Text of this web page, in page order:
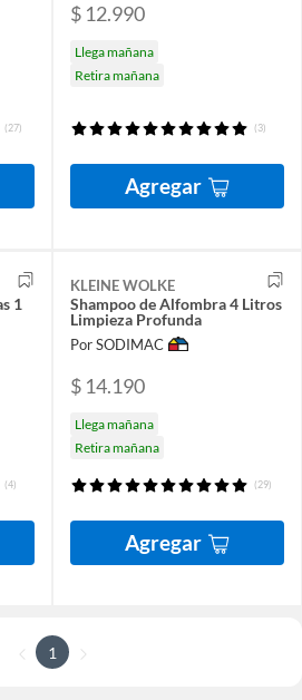
(27)
$ 12.990
Llega mañana
Retira mañana
(3)
Agregar
1
(4)
KLEINE WOLKE
Shampoo de Alfombra 4 Litros
Limpieza Profunda
Por SODIMAC
$ 14.190
Llega mañana
Retira mañana
(29)
Agregar
1